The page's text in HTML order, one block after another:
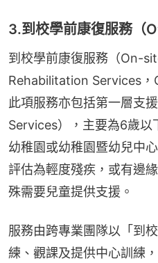
3.到校學前康復服務（O
到校學前康復服務（On-
Rehabilitation Services，
此項服務亦包括第一層支
Services），主要為6歲以
幼稚園或幼稚園暨幼兒中
評估為輕度殘疾，或有邊
殊需要兒童提供支援。
服務由跨專業團隊以「到
練、觀課及提供中心訓練